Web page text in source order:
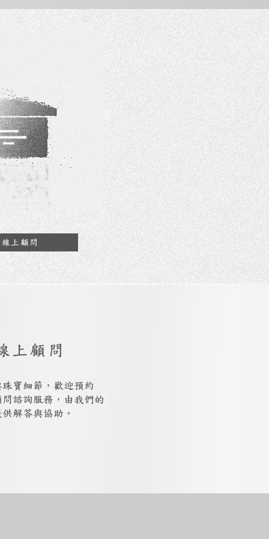
上顧問
上顧問
寶細節，歡迎預約
諮詢服務，由我們的
解答與協助。